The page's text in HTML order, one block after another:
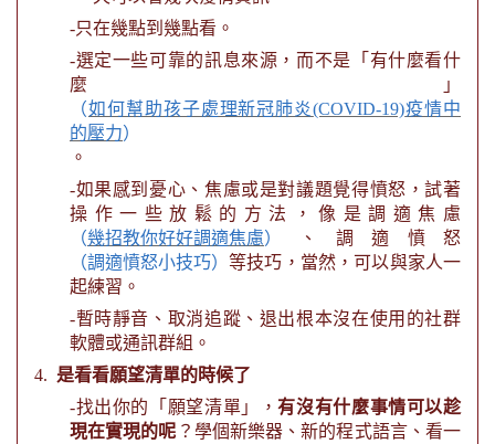
-只在幾點到幾點看。
-選定一些可靠的訊息來源，而不是「有什麼看什
麼」
（如何幫助孩子處理新冠肺炎(COVID-19)疫情中
的壓力）
。
-如果感到憂心、焦慮或是對議題覺得憤怒，試著
操作一些放鬆的方法，像是調適焦慮
（幾招教你好好調適焦慮）
、調適憤怒
（調適憤怒小技巧） 等技巧，當然，可以與家人一
起練習。
-暫時靜音、取消追蹤、退出根本沒在使用的社群
軟體或通訊群組。
4. 是看看願望清單的時候了
-找出你的「願望清單」，有沒有什麼事情可以趁
現在實現的呢 ？學個新樂器、新的程式語言、看一